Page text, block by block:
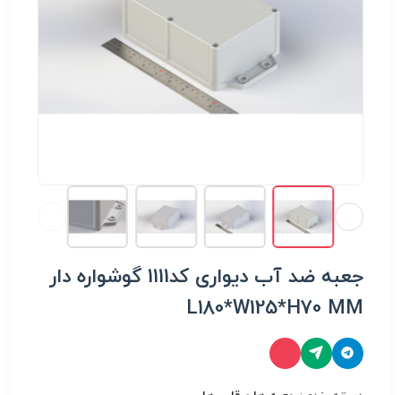
جعبه ضد آب دیواری کد1111 گوشواره دار
L180*W125*H70 MM